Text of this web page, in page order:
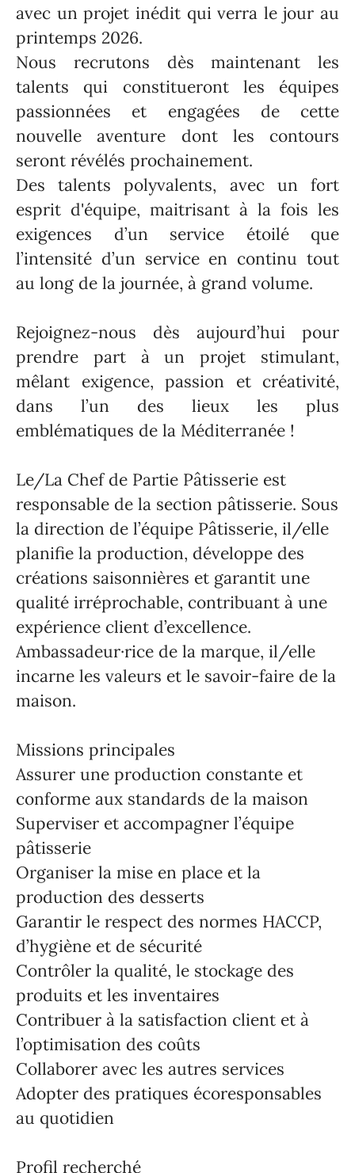
avec un projet inédit qui verra le jour au
printemps 2026.
Nous recrutons dès maintenant les
talents qui constitueront les équipes
passionnées et engagées de cette
nouvelle aventure dont les contours
seront révélés prochainement.
Des talents polyvalents, avec un fort
esprit d'équipe, maitrisant à la fois les
exigences d’un service étoilé que
l’intensité d’un service en continu tout
au long de la journée, à grand volume.
Rejoignez-nous dès aujourd’hui pour
prendre part à un projet stimulant,
mêlant exigence, passion et créativité,
dans l’un des lieux les plus
emblématiques de la Méditerranée !
Le/La Chef de Partie Pâtisserie est
responsable de la section pâtisserie. Sous
la direction de l’équipe Pâtisserie, il/elle
planifie la production, développe des
créations saisonnières et garantit une
qualité irréprochable, contribuant à une
expérience client d’excellence.
Ambassadeur·rice de la marque, il/elle
incarne les valeurs et le savoir-faire de la
maison.
Missions principales
Assurer une production constante et
conforme aux standards de la maison
Superviser et accompagner l’équipe
pâtisserie
Organiser la mise en place et la
production des desserts
Garantir le respect des normes HACCP,
d’hygiène et de sécurité
Contrôler la qualité, le stockage des
produits et les inventaires
Contribuer à la satisfaction client et à
l’optimisation des coûts
Collaborer avec les autres services
Adopter des pratiques écoresponsables
au quotidien
Profil recherché